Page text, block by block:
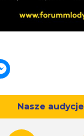
Nasze audycje